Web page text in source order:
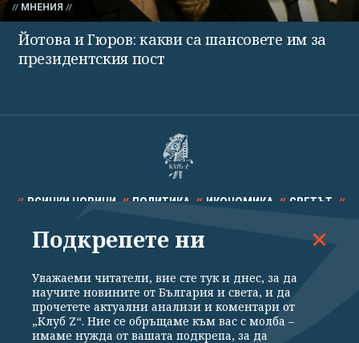
МНЕНИЯ
Йотова и Гюров: какви са шансовете им за
президентския пост
ВСИЧКИ НОВИНИ ПОЛИТИКА ИКОНОМИКА СВЕТЪТ
СПОРТ КУЛТУРА ТЕХНОЛОГИИ КАЛЕЙДОСКОП
Подкрепете ни
Уважаеми читатели, вие сте тук и днес, за да
научите новините от България и света, и да
прочетете актуални анализи и коментари от
„Клуб Z“. Ние се обръщаме към вас с молба –
имаме нужда от вашата подкрепа, за да